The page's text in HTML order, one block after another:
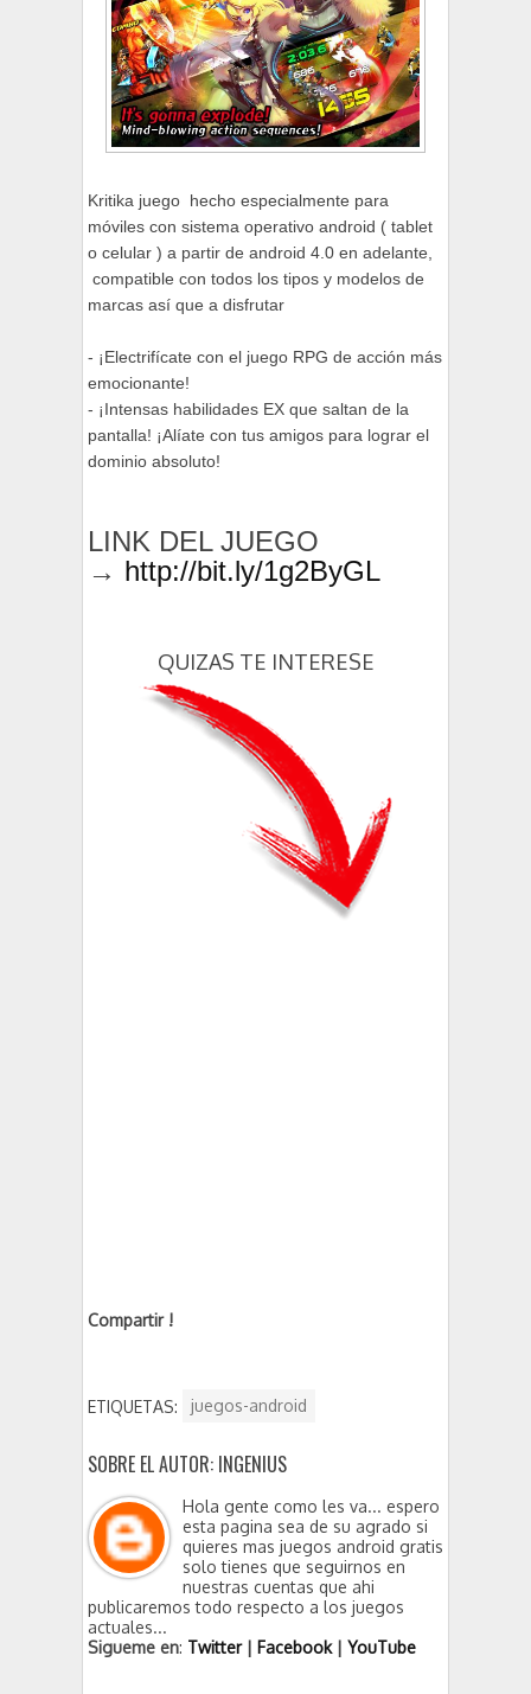
Kritika juego hecho especialmente para
móviles con sistema operativo android ( tablet
o celular ) a partir de android 4.0 en adelante,
compatible con todos los tipos y modelos de
marcas así que a disfrutar
- ¡Electrifícate con el juego RPG de acción más
emocionante!
- ¡Intensas habilidades EX que saltan de la
pantalla! ¡Alíate con tus amigos para lograr el
dominio absoluto!
LINK DEL JUEGO
→ http://bit.ly/1g2ByGL
QUIZAS TE INTERESE
Compartir !
ETIQUETAS: juegos-android
SOBRE EL AUTOR: INGENIUS
Hola gente como les va... espero
esta pagina sea de su agrado si
quieres mas juegos android gratis
solo tienes que seguirnos en
nuestras cuentas que ahi
publicaremos todo respecto a los juegos
actuales...
Sigueme en: Twitter| Facebook| YouTube